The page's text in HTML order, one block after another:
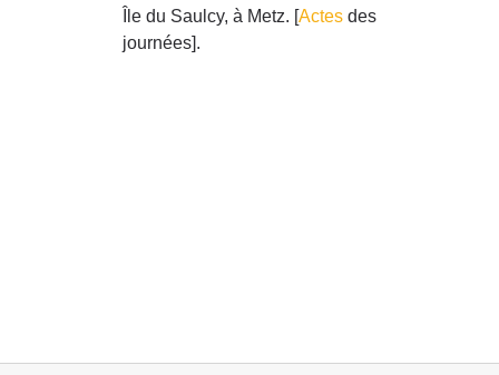
Île du Saulcy, à Metz. [Actes des
journées].